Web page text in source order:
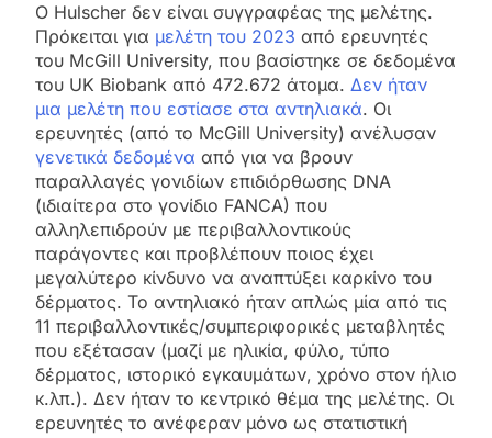
Ο Hulscher δεν είναι συγγραφέας της μελέτης.
Πρόκειται για μελέτη του 2023 από ερευνητές
του McGill University, που βασίστηκε σε δεδομένα
του UK Biobank από 472.672 άτομα. Δεν ήταν
μια μελέτη που εστίασε στα αντηλιακά. Οι
ερευνητές (από το McGill University) ανέλυσαν
γενετικά δεδομένα από για να βρουν
παραλλαγές γονιδίων επιδιόρθωσης DNA
(ιδιαίτερα στο γονίδιο FANCA) που
αλληλεπιδρούν με περιβαλλοντικούς
παράγοντες και προβλέπουν ποιος έχει
μεγαλύτερο κίνδυνο να αναπτύξει καρκίνο του
δέρματος. Το αντηλιακό ήταν απλώς μία από τις
11 περιβαλλοντικές/συμπεριφορικές μεταβλητές
που εξέτασαν (μαζί με ηλικία, φύλο, τύπο
δέρματος, ιστορικό εγκαυμάτων, χρόνο στον ήλιο
κ.λπ.). Δεν ήταν το κεντρικό θέμα της μελέτης. Οι
ερευνητές το ανέφεραν μόνο ως στατιστική